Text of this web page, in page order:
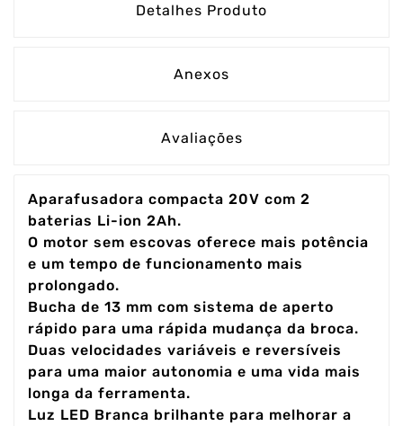
Detalhes Produto
Anexos
Avaliações
Aparafusadora compacta 20V com 2
baterias Li-ion 2Ah.
O motor sem escovas oferece mais potência
e um tempo de funcionamento mais
prolongado.
Bucha de 13 mm com sistema de aperto
rápido para uma rápida mudança da broca.
Duas velocidades variáveis e reversíveis
para uma maior autonomia e uma vida mais
longa da ferramenta.
Luz LED Branca brilhante para melhorar a